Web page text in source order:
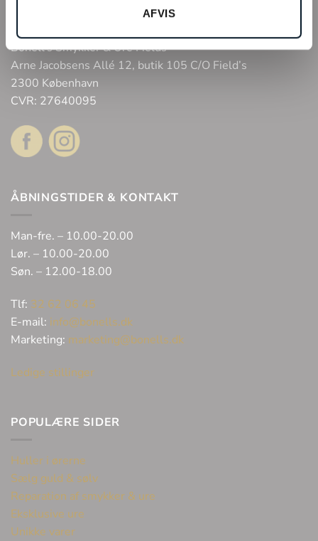
AFVIS
Bonell’s Smykker & Ure Fields
Arne Jacobsens Allé 12, butik 105 C/O Field’s
2300 København
CVR: 27640095
ÅBNINGSTIDER & KONTAKT
Man-fre. – 10.00-20.00
Lør. – 10.00-20.00
Søn. – 12.00-18.00
Tlf: 32 62 06 45
E-mail: info@bonells.dk
Marketing: marketing@bonells.dk
Ledige stillinger
POPULÆRE SIDER
Huller i ørerne
Sælg guld & sølv
Reparation af smykker & ure
Eksklusive ure
Unikke varer